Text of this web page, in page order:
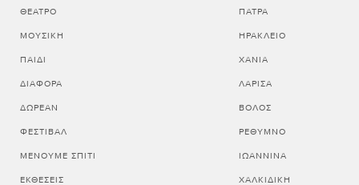
ΘΈΑΤΡΟ
ΜΟΥΣΙΚΉ
ΠΑΙΔΊ
ΔΙΆΦΟΡΑ
ΔΩΡΕΆΝ
ΦΕΣΤΙΒΆΛ
ΜΈΝΟΥΜΕ ΣΠΊΤΙ
ΕΚΘΈΣΕΙΣ
ΠΑΤΡΑ
ΗΡΑΚΛΕΙΟ
ΧΑΝΙΑ
ΛΑΡΙΣΑ
ΒΟΛΟΣ
ΡΕΘΥΜΝΟ
ΙΩΑΝΝΙΝΑ
ΧΑΛΚΙΔΙΚΗ